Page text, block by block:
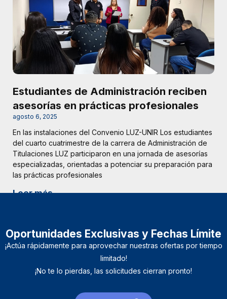
Estudiantes de Administración reciben
asesorías en prácticas profesionales
agosto 6, 2025
En las instalaciones del Convenio LUZ-UNIR Los estudiantes
del cuarto cuatrimestre de la carrera de Administración de
Titulaciones LUZ participaron en una jornada de asesorías
especializadas, orientadas a potenciar su preparación para
las prácticas profesionales
Leer más
Oportunidades Exclusivas y Fechas Límite
¡Actúa rápidamente para aprovechar nuestras ofertas por tiempo
limitado!
¡No te lo pierdas, las solicitudes cierran pronto!